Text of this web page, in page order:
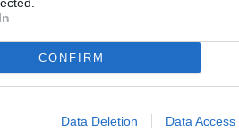
CONFIRM
Data Deletion Data Access
Η Ευλαμπία Ρέβη και τα social
πολύ δημοφιλής στα social media
στο Instagram όπου […]